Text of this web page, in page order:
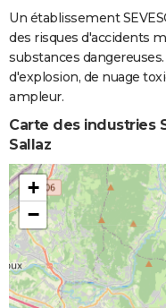
Un établissement
des risques d'accidents
substances
d'explosion, de nuage
ampleur.
Carte des industries
Sallaz
+
−